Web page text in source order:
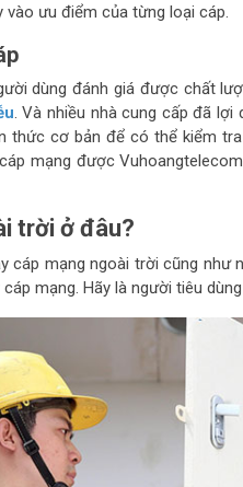
ưu điểm của từng loại cáp.
dùng đánh giá được chất
. Và nhiều nhà cung cấp đã
thức cơ bản để có thể kiểm
mạng được
trời ở đâu?
cáp mạng ngoài trời cũng
mạng. Hãy là người tiêu